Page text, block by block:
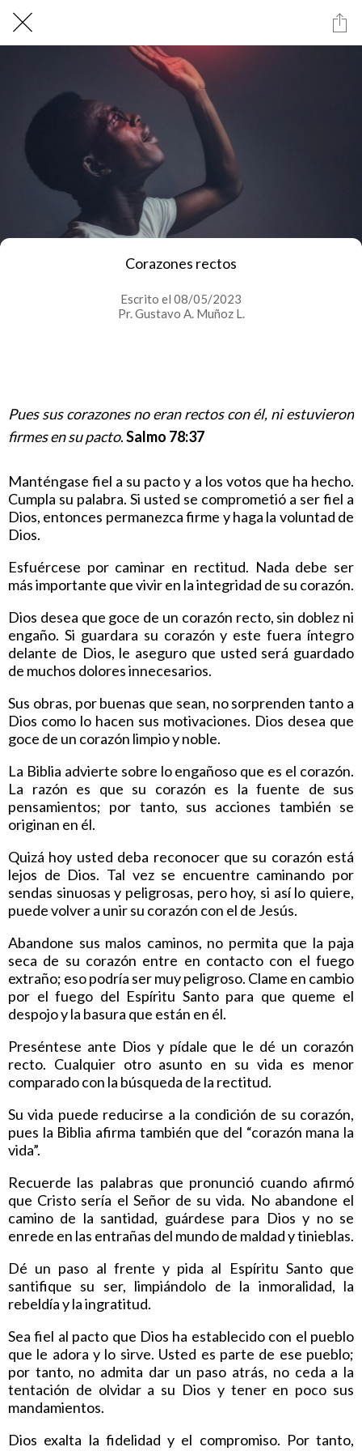
Corazones rectos
Escrito el 08/05/2023
Pr. Gustavo A. Muñoz L.
Pues sus corazones no eran rectos con él, ni estuvieron
firmes en su pacto.Salmo 78:37
Manténgase fiel a su pacto y a los votos que ha hecho.
Cumpla su palabra. Si usted se comprometió a ser fiel a
Dios, entonces permanezca firme y haga la voluntad de
Dios.
Esfuércese por caminar en rectitud. Nada debe ser
más importante que vivir en la integridad de su corazón.
Dios desea que goce de un corazón recto, sin doblez ni
engaño. Si guardara su corazón y este fuera íntegro
delante de Dios, le aseguro que usted será guardado
de muchos dolores innecesarios.
Sus obras, por buenas que sean, no sorprenden tanto a
Dios como lo hacen sus motivaciones. Dios desea que
goce de un corazón limpio y noble.
La Biblia advierte sobre lo engañoso que es el corazón.
La razón es que su corazón es la fuente de sus
pensamientos; por tanto, sus acciones también se
originan en él.
Quizá hoy usted deba reconocer que su corazón está
lejos de Dios. Tal vez se encuentre caminando por
sendas sinuosas y peligrosas, pero hoy, si así lo quiere,
puede volver a unir su corazón con el de Jesús.
Abandone sus malos caminos, no permita que la paja
seca de su corazón entre en contacto con el fuego
extraño; eso podría ser muy peligroso. Clame en cambio
por el fuego del Espíritu Santo para que queme el
despojo y la basura que están en él.
Preséntese ante Dios y pídale que le dé un corazón
recto. Cualquier otro asunto en su vida es menor
comparado con la búsqueda de la rectitud.
Su vida puede reducirse a la condición de su corazón,
pues la Biblia afirma también que del “corazón mana la
vida”.
Recuerde las palabras que pronunció cuando afirmó
que Cristo sería el Señor de su vida. No abandone el
camino de la santidad, guárdese para Dios y no se
enrede en las entrañas del mundo de maldad y tinieblas.
Dé un paso al frente y pida al Espíritu Santo que
santifique su ser, limpiándolo de la inmoralidad, la
rebeldía y la ingratitud.
Sea fiel al pacto que Dios ha establecido con el pueblo
que le adora y lo sirve. Usted es parte de ese pueblo;
por tanto, no admita dar un paso atrás, no ceda a la
tentación de olvidar a su Dios y tener en poco sus
mandamientos.
Dios exalta la fidelidad y el compromiso. Por tanto,